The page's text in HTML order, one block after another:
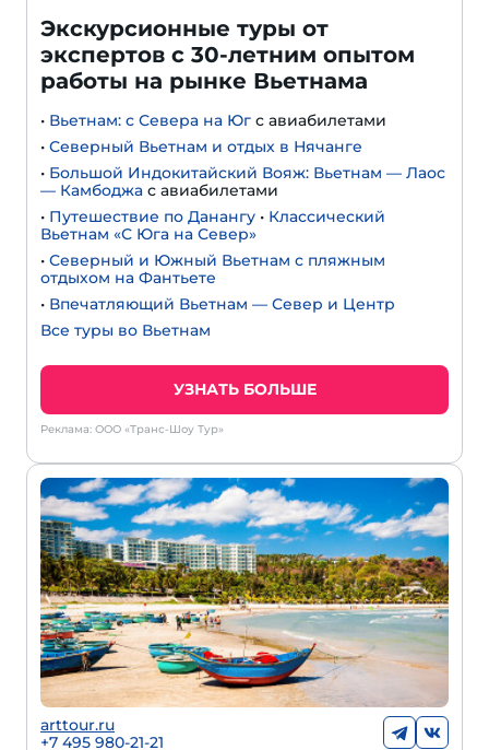
Экскурсионные туры от
экспертов с 30-летним опытом
работы на рынке Вьетнама
• Вьетнам: с Севера на Юг с авиабилетами
• Северный Вьетнам и отдых в Нячанге
• Большой Индокитайский Вояж: Вьетнам — Лаос
— Камбоджа с авиабилетами
• Путешествие по Данангу • Классический
Вьетнам «С Юга на Север»
• Северный и Южный Вьетнам с пляжным
отдыхом на Фантьете
• Впечатляющий Вьетнам — Север и Центр
Все туры во Вьетнам
УЗНАТЬ БОЛЬШЕ
Реклама: ООО «Транс-Шоу Тур»
arttour.ru
+7 495 980-21-21